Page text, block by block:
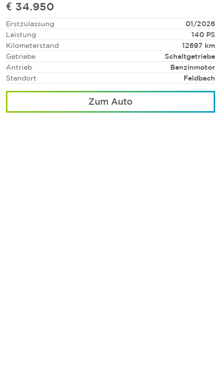
€ 34.950
Erstzulassung
01/2026
Leistung
140 PS
Kilometerstand
12697 km
Getriebe
Schaltgetriebe
Antrieb
Benzinmotor
Standort
Feldbach
Zum Auto